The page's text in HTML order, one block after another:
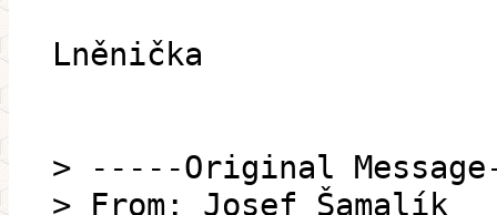
Lněnička
> -----Original
> From: Josef Šamalík